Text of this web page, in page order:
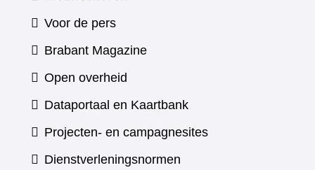
Voor de pers
Brabant Magazine(verwijst
andere
website)
Open overheid
Dataportaal en Kaartbank(verwijst
naar
Projecten- en campagnesites
Dienstverleningsnormen